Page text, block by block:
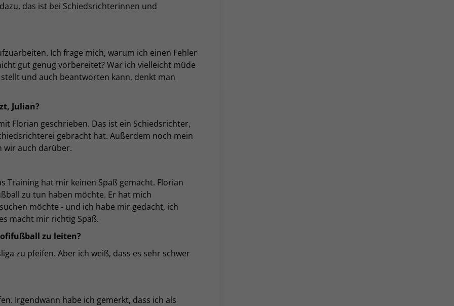
das ist bei Schiedsrichterinnen und
Ich frage mich, warum ich einen Fehler
gut genug vorbereitet? War ich vielleicht müde
und auch beantworten kann, denkt man
Julian?
Florian geschrieben. Das ist ein Schiedsrichter,
gebracht hat. Außerdem noch mein
wir auch darüber.
Training hat mir keinen Spaß gemacht. Florian
zu tun haben möchte. Er hat mich
möchte - und ich habe mir gedacht, ich
macht mir richtig Spaß.
zu leiten?
zu pfeifen. Aber ich weiß, dass es sehr schwer
Irgendwann habe ich gemerkt, dass ich als